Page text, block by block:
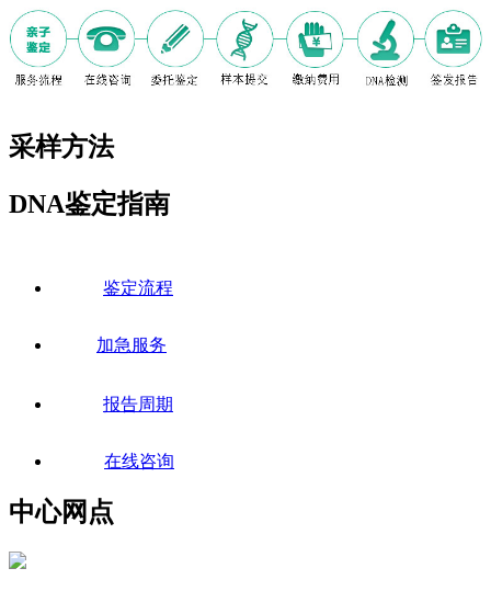
采样方法
DNA鉴定指南
鉴定流程
加急服务
报告周期
在线咨询
中心网点